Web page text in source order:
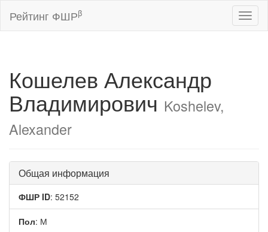
Рейтинг ФШРβ
Кошелев Александр
Владимирович Koshelev,
Alexander
Общая информация
ФШР ID: 52152
Пол: М